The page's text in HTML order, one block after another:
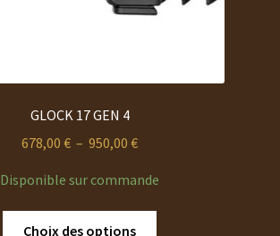
GLOCK 17 GEN 4
678,00 € – 950,00 €Plage
prix :
678,00 €
Disponible sur commande
Choix des options